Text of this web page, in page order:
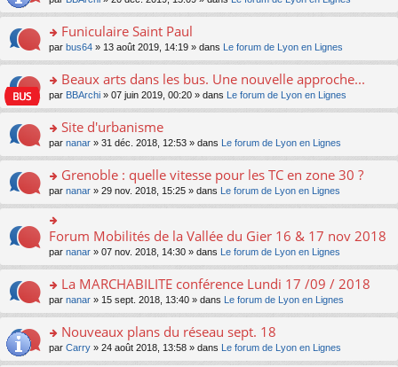
s
c
e
nt
lu
le
pl
u
c
e
nt
e
n
n
le
pl
u
ré
c
e
nt
a
g
e
n
n
le
pl
u
ré
c
e
nt
er
le
m
e
a
g
e
n
n
le
pl
u
s
ré
c
e
nt
n
ult
er
le
m
e
a
g
e
n
n
le
pl
u
s
c
e
nt
o
n
ult
er
le
m
e
a
g
e
n
o
lu
pl
u
s
c
e
Funiculaire Saint Paul
par bus64 » 13 août 2019, 14:19 » dans Le forum de Lyon en Lignes
o
n
ult
er
le
m
e
s
g
e
n
o
lu
pl
u
s
Beaux arts dans les bus. Une nouvelle approche...
par BBArchi » 07 juin 2019, 00:20 » dans Le forum de Lyon en Lignes
o
n
ult
er
le
m
e
s
g
e
n
o
lu
Site d'urbanisme
par nanar » 31 déc. 2018, 12:53 » dans Le forum de Lyon en Lignes
o
n
s
ult
er
le
m
e
s
g
e
n
Grenoble : quelle vitesse pour les TC en zone 30 ?
par nanar » 29 nov. 2018, 15:25 » dans Le forum de Lyon en Lignes
o
n
er
le
m
e
s
Forum Mobilités de la Vallée du Gier 16 & 17 nov 2018
par nanar » 07 nov. 2018, 14:30 » dans Le forum de Lyon en Lignes
o
n
ult
er
La MARCHABILITE conférence Lundi 17 /09 / 2018
par nanar » 15 sept. 2018, 13:40 » dans Le forum de Lyon en Lignes
o
n
Nouveaux plans du réseau sept. 18
par Carry » 24 août 2018, 13:58 » dans Le forum de Lyon en Lignes